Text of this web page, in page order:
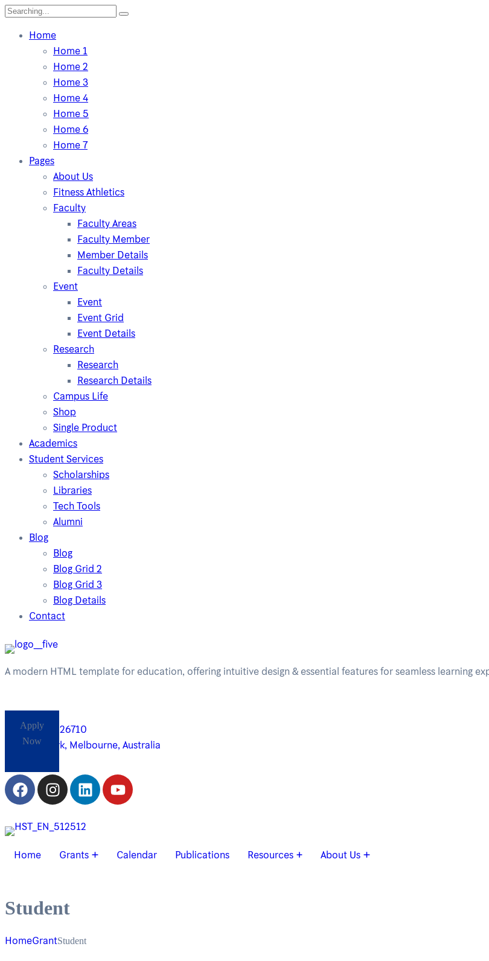
Home
Home 1
Home 2
Home 3
Home 4
Home 5
Home 6
Home 7
Pages
About Us
Fitness Athletics
Faculty
Faculty Areas
Faculty Member
Member Details
Faculty Details
Event
Event
Event Grid
Event Details
Research
Research
Research Details
Campus Life
Shop
Single Product
Academics
Student Services
Scholarships
Libraries
Tech Tools
Alumni
Blog
Blog
Blog Grid 2
Blog Grid 3
Blog Details
Contact
A modern HTML template for education, offering intuitive design & essential features for seamless learning
Apply
Now
+61485826710
Yarra Park, Melbourne, Australia
Follow Us:
Home Grants Calendar Publications Resources About Us
Student
HomeGrantStudent